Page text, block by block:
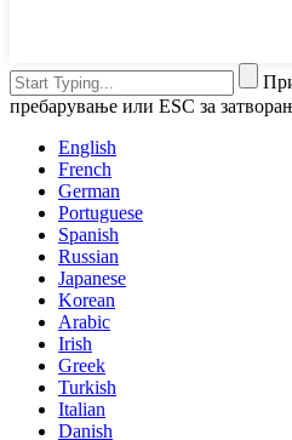
пребарување или ESC за
English
French
German
Portuguese
Spanish
Russian
Japanese
Korean
Arabic
Irish
Greek
Turkish
Italian
Danish